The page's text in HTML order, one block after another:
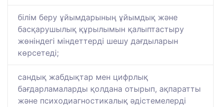
білім беру ұйымдарының ұйымдық және
басқарушылық құрылымын қалыптастыру
жөніндегі міндеттерді шешу дағдыларын
көрсетеді;
сандық жабдықтар мен цифрлық
бағдарламаларды қолдана отырып, ақпаратты
және психодиагностикалық әдістемелерді